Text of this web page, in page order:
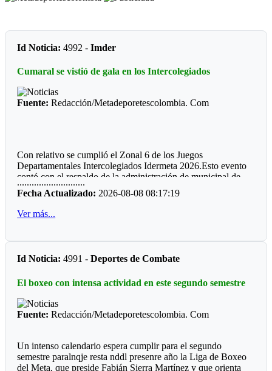
Id Noticia: 4992 -Imder
Cumaral se vistió de gala en los Intercolegiados
Fuente: Redacción/Metadeporetescolombia. Com
Con relativo se cumplió el Zonal 6 de los Juegos
Departamentales Intercolegiados Idermeta 2026.Esto evento
contó con el respaldo de la administración de municipal de
Cumaral.
*Cumare
donde las mujeres son bonitas y los hombres son caballeros,
Precisamente cuentan con unas de las mejores manga de
coleo en el honor a Hernan Braidy.
Deportistas reconocidos por la comunidad :Enrique Braidy
Requiniva, Henry Walter Palma y ahora Leydy Cardozo,
............................
Fecha Actualizado: 2026-08-08 08:17:19
Ver más...
Id Noticia: 4991 -Deportes de Combate
El boxeo con intensa actividad en este segundo semestre
Fuente: Redacción/Metadeporetescolombia. Com
Un intenso calendario espera cumplir para el segundo
semestre paralnqje resta nddl presenre año la Liga de Boxeo
del Meta, que preside Fabián Sierra Martínez y que orienta